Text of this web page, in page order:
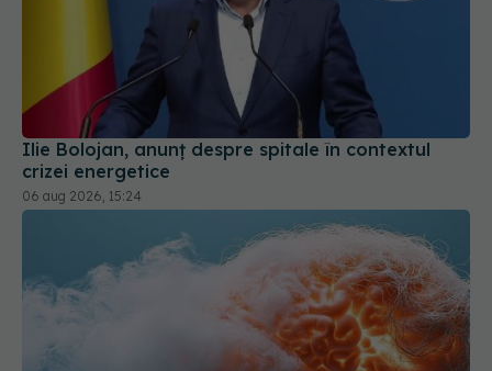
Ilie Bolojan, anunț despre spitale în contextul
crizei energetice
06 aug 2026, 15:24